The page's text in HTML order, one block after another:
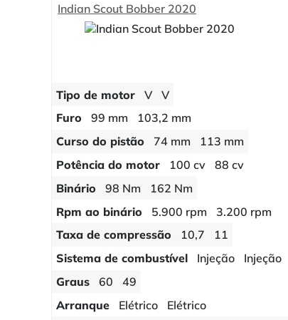
Indian Scout Bobber 2020
Tipo de motor
V
V
Furo
99 mm
103,2 mm
Curso do pistão
74 mm
113 mm
Potência do motor
100 cv
88 cv
Binário
98 Nm
162 Nm
Rpm ao binário
5.900 rpm
3.200 rpm
Taxa de compressão
10,7
11
Sistema de combustível
Injeção
Injeção
Graus
60
49
Arranque
Elétrico
Elétrico